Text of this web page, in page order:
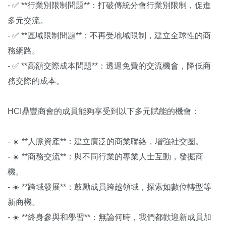
- ✅ **行業別限制問題**：打破傳統分會行業別限制，促進
多元交流。
- ✅ **區域限制問題**：不再受地域限制，建立全球性的商
務網路。
- ✅ **高額交際成本問題**：透過免費的交流機會，降低商
務交際的成本。‌
HCI鼎豐商會的成員能夠享受到以下多元賦能的機會：
- ☀️ **人脈資產**：建立廣泛的商業聯絡，增強社交圈。
- ☀️ **商務交流**：與不同行業的專業人士互動，發掘商
機。
- ☀️ **跨域發展**：鼓勵成員跨越領域，探索如數位轉型等
新商機。
- ☀️ **終身參與和學習**：無論何時，我們都歡迎新成員加